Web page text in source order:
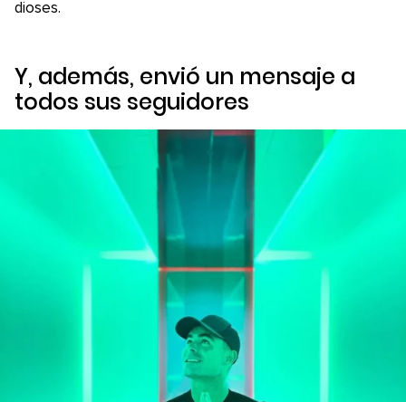
dioses.
Y, además, envió un mensaje a
todos sus seguidores